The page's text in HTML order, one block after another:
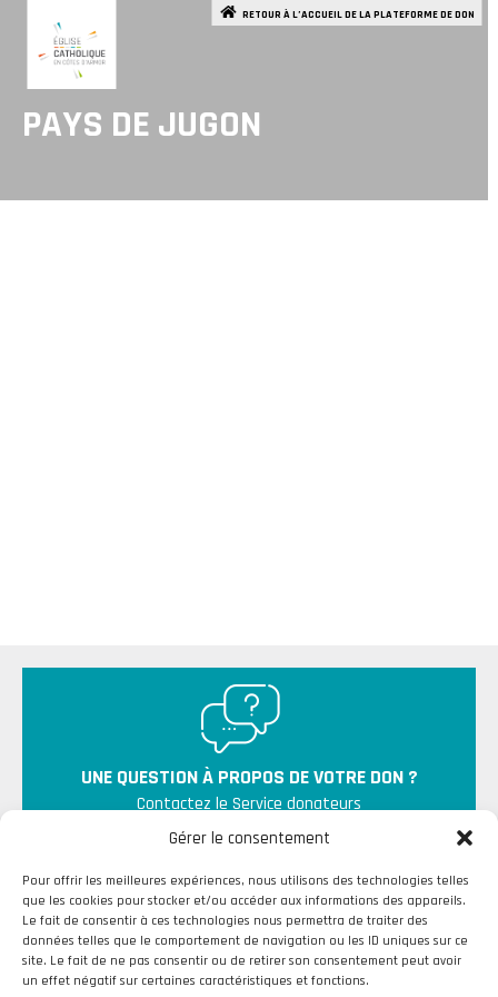
Gérer le consentement
Pour offrir les meilleures expériences, nous utilisons des technologies telles
que les cookies pour stocker et/ou accéder aux informations des appareils.
Le fait de consentir à ces technologies nous permettra de traiter des
données telles que le comportement de navigation ou les ID uniques sur ce
site. Le fait de ne pas consentir ou de retirer son consentement peut avoir
un effet négatif sur certaines caractéristiques et fonctions.
RETOUR À L’ACCUEIL DE LA PLATEFORME DE DON
PAYS DE JUGON
UNE QUESTION À PROPOS DE VOTRE DON ?
Contactez le Service donateurs